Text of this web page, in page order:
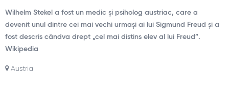
Wilhelm Stekel a fost un medic și psiholog austriac, care a
devenit unul dintre cei mai vechi urmași ai lui Sigmund Freud și a
fost descris cândva drept „cel mai distins elev al lui Freud”.
Wikipedia
Austria